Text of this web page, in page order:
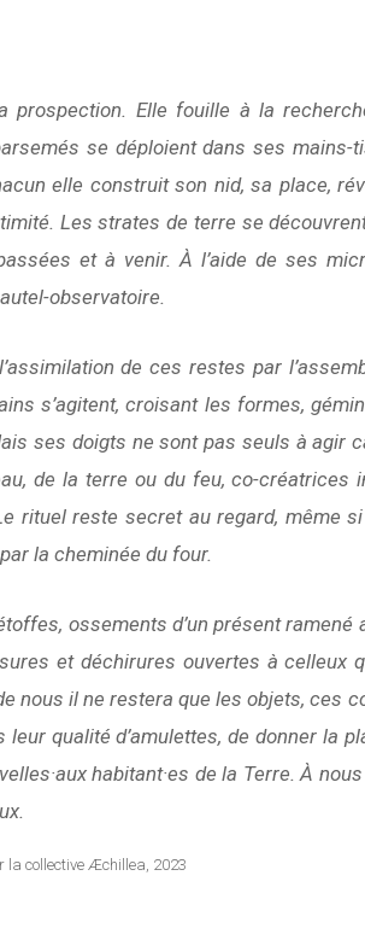
prospection. Elle fouille à la
se déploient dans ses mains-
elle construit son nid, sa place,
Les strates de terre se
et à venir. À l’aide de ses
observatoire.
de ces restes par
s’agitent, croisant les formes,
ses doigts ne sont pas seuls à agir
de la terre ou du feu, co-créatrices
rituel reste secret au regard, même
la cheminée du four.
ossements d’un présent
et déchirures ouvertes à celleux
nous il ne restera que les objets, ces
qualité d’amulettes, de donner la
habitant·es de la Terre. À
la collective Æchillea, 2023